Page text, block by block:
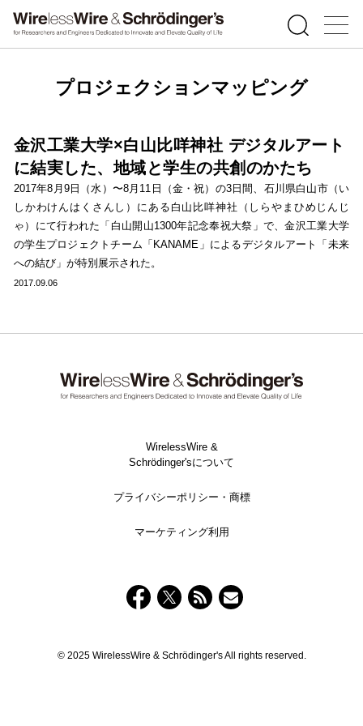
プロジェクションマッピング
金沢工業大学×白山比咩神社 デジタルアート
に結実した、地域と学生の共創のかたち
2017年8月9日（水）〜8月11日（金・祝）の3日間、石川県白山市（い
しかわけんはくさんし）にある白山比咩神社（しらやまひめじんじ
ゃ）にて行われた「白山開山1300年記念奉祝大祭」で、金沢工業大学
の学生プロジェクトチーム「KANAME」によるデジタルアート「未来
への結び」が特別展示された。
2017.09.06
WirelessWire &
Schrödinger'sについて
プライバシーポリシー・商標
マーケティング利用
© 2025 WirelessWire & Schrödinger's All rights reserved.